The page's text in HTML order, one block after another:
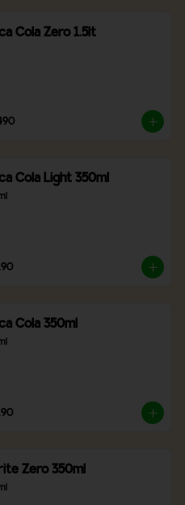
Cola Zero 1.5lt
Cola Light 350ml
Cola 350ml
Zero 350ml